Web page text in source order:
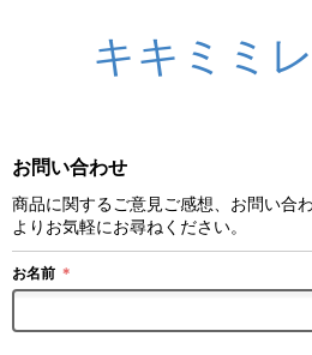
キキミミ
お問い合わせ
商品に関するご意見ご感想、お問い合
よりお気軽にお尋ねください。
お名前 ＊